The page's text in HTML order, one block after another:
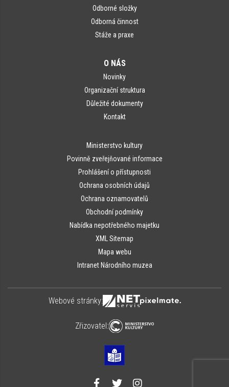
Odborné složky
Odborná činnost
Stáže a praxe
O NÁS
Novinky
Organizační struktura
Důležité dokumenty
Kontakt
Ministerstvo kultury
Povinně zveřejňované informace
Prohlášení o přístupnosti
Ochrana osobních údajů
Ochrana oznamovatelů
Obchodní podmínky
Nabídka nepotřebného majetku
XML Sitemap
Mapa webu
Intranet Národního muzea
Webové stránky:
Zřizovatel: